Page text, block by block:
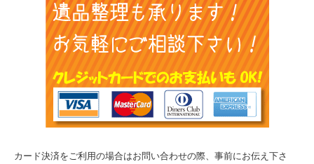
カード決済をご利用の場合はお問い合わせの際、事前にお伝え下さ